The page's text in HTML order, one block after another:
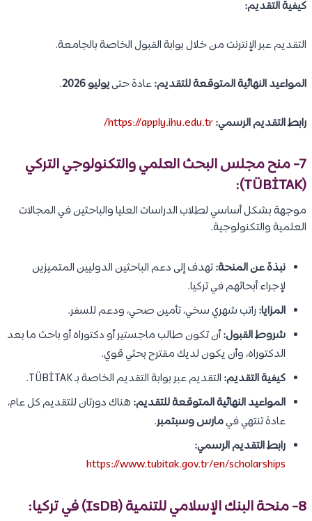
كيفية التقديم:
التقديم عبر الإنترنت من خلال بوابة القبول الخاصة بالجامعة.
المواعيد النهائية المتوقعة للتقديم:عادة حتىيوليو 2026 .
رابط التقديم الرسمي:https://apply.ihu.edu.tr/
7- منح مجلس البحث العلمي والتكنولوجي التركي
(TÜBİTAK):
موجهة بشكل أساسي لطلاب الدراسات العليا والباحثين في المجالات
العلمية والتكنولوجية.
نبذة عن المنحة:تهدف إلى دعم الباحثين الدوليين المتميزين
لإجراء أبحاثهم في تركيا.
المزايا: راتب شهري سخي، تأمين صحي، ودعم للسفر.
شروط القبول:أن تكون طالب ماجستير أو دكتوراه أو باحث ما بعد
الدكتوراه، وأن يكون لديك مقترح بحثي قوي.
كيفية التقديم: التقديم عبر بوابة التقديم الخاصة بـ TÜBİTAK.
المواعيد النهائية المتوقعة للتقديم: هناك دورتان للتقديم كل عام،
عادة تنتهي فيمارس وسبتمبر.
رابط التقديم الرسمي:
https://www.tubitak.gov.tr/en/scholarships
8- منحة البنك الإسلامي للتنمية (IsDB) في تركيا :